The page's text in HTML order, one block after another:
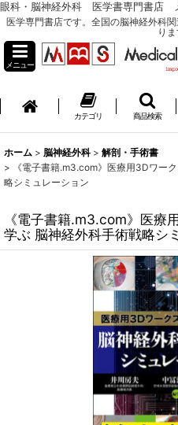
眼科・脳神経外科 医学書専門書店
医学専門書店です。全国の脳神経外科
りま
メニュー
カテゴリ 商品検索
ホーム > 脳神経外科 > 解剖・手術書
>
《電子書籍.m3.com》医療用3Dワー
略シミュレーション
《電子書籍.m3.com》医療
学ぶ 脳神経外科手術戦略シ